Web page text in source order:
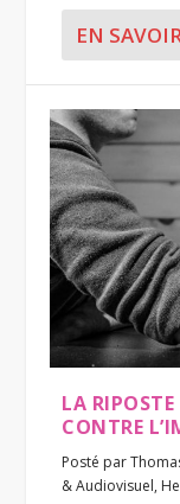
EN
LA
CONTRE
Posté par
& Audiovisuel,